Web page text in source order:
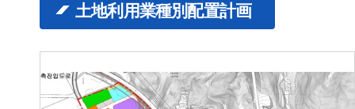
土地利用業種別配置計画